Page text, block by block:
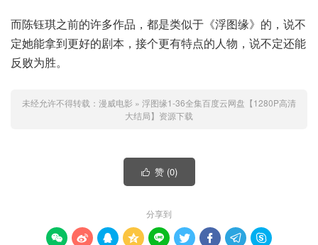
而陈钰琪之前的许多作品，都是类似于《浮图缘》的，说不
定她能拿到更好的剧本，接个更有特点的人物，说不定还能
反败为胜。
未经允许不得转载： 漫威电影 » 浮图缘1-36全集百度云网盘【1280P高清
大结局】资源下载
 赞 (0)
分享到
        